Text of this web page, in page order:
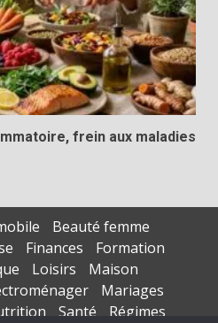
frein aux maladies
Beauté femme
Finances
Formation
Loisirs
Maison
Mariages
Santé Régimes